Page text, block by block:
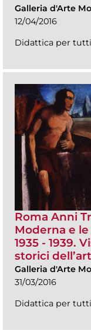
Galleria d'Arte
12/04/2016
Didattica per tutti
Roma Anni
Moderna e le
1935 - 1939.
storici
Galleria d'Arte
31/03/2016
Didattica per tutti